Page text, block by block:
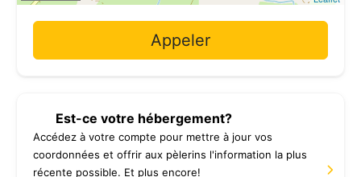
Appeler
Est-ce votre hébergement?
Accédez à votre compte pour mettre à jour vos
coordonnées et offrir aux pèlerins l'information la plus
récente possible. Et plus encore!